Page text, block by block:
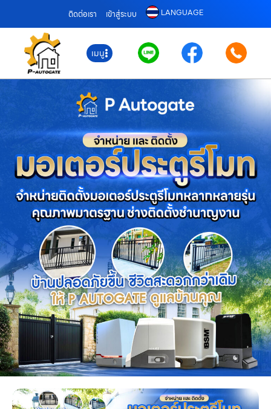
ติดต่อเรา เข้าสู่ระบบ LANGUAGE
เมนู